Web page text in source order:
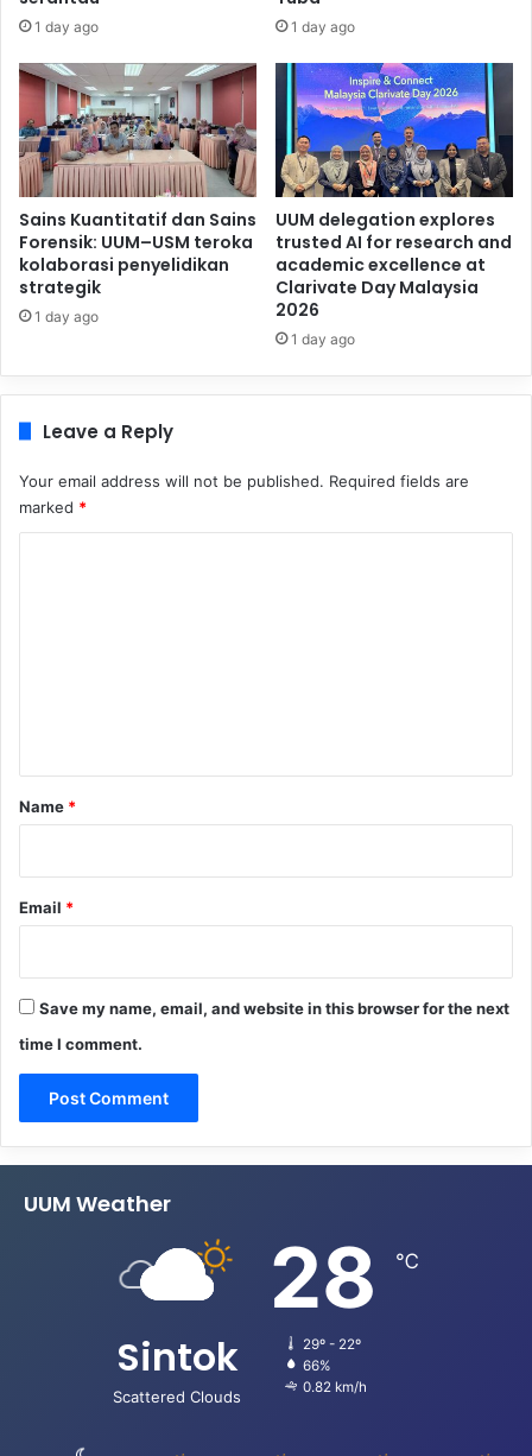
1 day ago 1 day ago
Sains Kuantitatif dan Sains
Forensik: UUM–USM teroka
kolaborasi penyelidikan
strategik
1 day ago
UUM delegation explores
trusted AI for research and
academic excellence at
Clarivate Day Malaysia
2026
1 day ago
Leave a Reply
Your email address will not be published. Required fields are
marked *
*
Name *
Email *
Save my name, email, and website in this browser for the next
time I comment.
UUM Weather
Sintok
Scattered Clouds
28 ℃
29º - 22º
66%
0.82 km/h